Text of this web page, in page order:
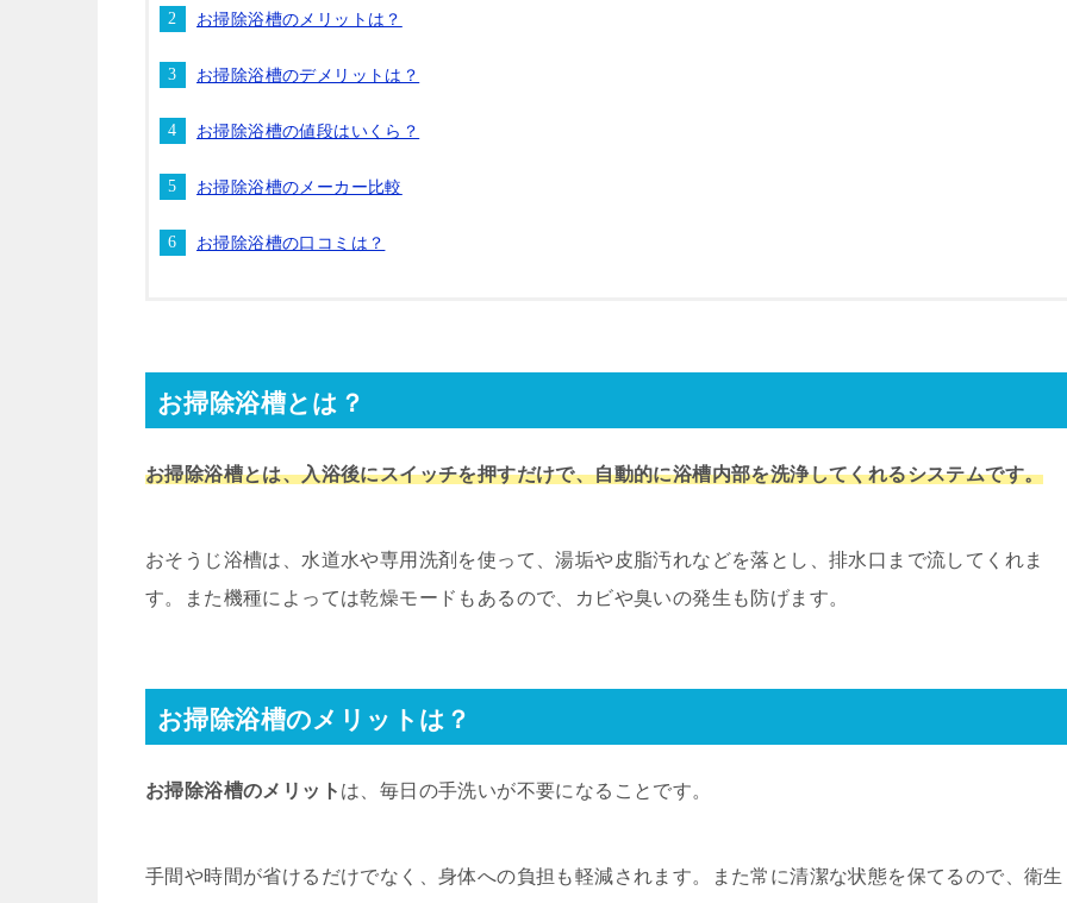
お掃除浴槽のメリットは？
お掃除浴槽のデメリットは？
お掃除浴槽の値段はいくら？
お掃除浴槽のメーカー比較
お掃除浴槽の口コミは？
お掃除浴槽とは？
お掃除浴槽とは、入浴後にスイッチを押すだけで、自動的に浴槽内部を洗浄してくれるシステムです。
おそうじ浴槽は、水道水や専用洗剤を使って、湯垢や皮脂汚れなどを落とし、排水口まで流してくれま
す。また機種によっては乾燥モードもあるので、カビや臭いの発生も防げます。
お掃除浴槽のメリットは？
お掃除浴槽のメリット は、毎日の手洗いが不要になることです。
手間や時間が省けるだけでなく、身体への負担も軽減されます。また常に清潔な状態を保てるので、衛生